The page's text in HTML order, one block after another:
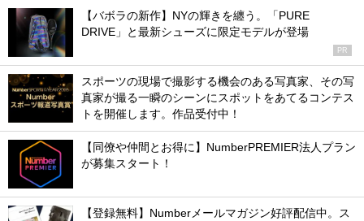
【バボラの新作】NYの輝きを纏う。「PURE
DRIVE」と最新シューズに限定モデルが登場
PR
スポーツの現場で撮影する機会のある写真家、その写
真家が撮る一瞬のシーンにスポットをあてるコンテス
トを開催します。作品受付中！
【同僚や仲間とお得に】NumberPREMIER法人プラン
が募集スタート！
【登録無料】Numberメールマガジン好評配信中。ス